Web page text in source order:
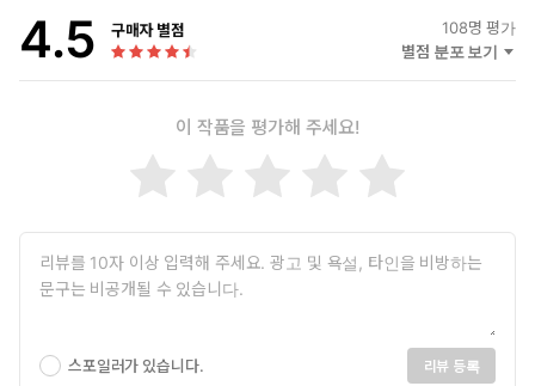
4.5 구매자 별점 108명 평가
별점 분포 보기
이 작품을 평가해 주세요!
스포일러가 있습니다. 리뷰 등록